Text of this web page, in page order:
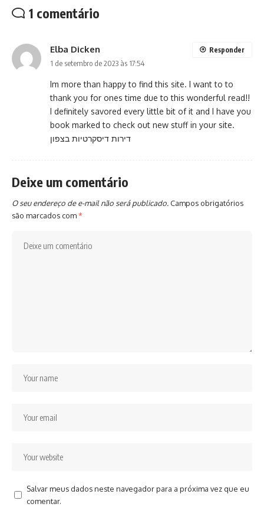
1 comentário
Elba Dicken
1 de setembro de 2023 às 17:54
Im more than happy to find this site. I want to to
thank you for ones time due to this wonderful read!!
I definitely savored every little bit of it and I have you
book marked to check out new stuff in your site.
דירות דיסקרטיות בצפון
Responder
Deixe um comentário
O seu endereço de e-mail não será publicado. Campos obrigatórios
são marcados com*
Salvar meus dados neste navegador para a próxima vez que eu
comentar.